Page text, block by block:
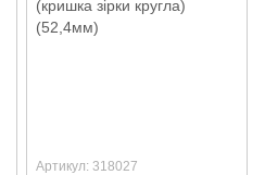
Артикул: 318027